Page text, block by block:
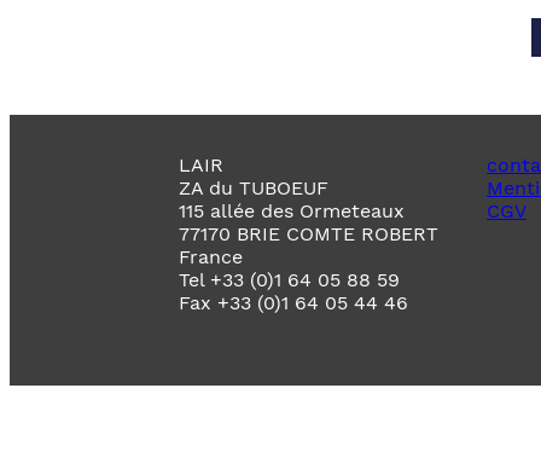
LAIR
ZA du TUBOEUF
115 allée des Ormeteaux
77170 BRIE COMTE ROBERT
France
Tel +33 (0)1 64 05 88 59
Fax +33 (0)1 64 05 44 46
CGV